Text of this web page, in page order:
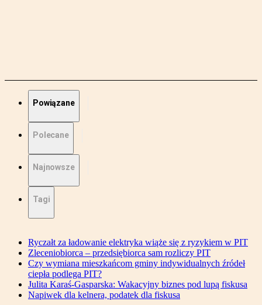
Powiązane
Polecane
Najnowsze
Tagi
Ryczałt za ładowanie elektryka wiąże się z ryzykiem w PIT
Zleceniobiorca – przedsiębiorca sam rozliczy PIT
Czy wymiana mieszkańcom gminy indywidualnych źródeł
ciepła podlega PIT?
Julita Karaś-Gasparska: Wakacyjny biznes pod lupą fiskusa
Napiwek dla kelnera, podatek dla fiskusa